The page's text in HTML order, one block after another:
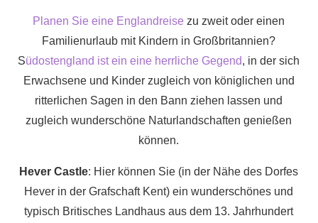
malerische
Badeorte,
Burgen
und
Nachmittagstee.
Planen Sie eine Englandreise zu zweit oder einen
Familienurlaub mit Kindern in Großbritannien?
Südostengland ist ein eine herrliche Gegend, in der sich
Erwachsene und Kinder zugleich von königlichen und
ritterlichen Sagen in den Bann ziehen lassen und
zugleich wunderschöne Naturlandschaften genießen
können.
Hever Castle: Hier können Sie (in der Nähe des Dorfes
Hever in der Grafschaft Kent) ein wunderschönes und
typisch Britisches Landhaus aus dem 13. Jahrhundert